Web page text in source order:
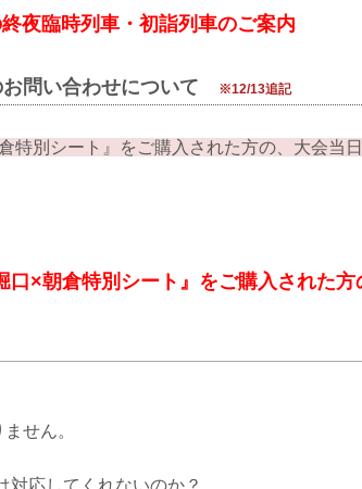
夜臨時列車・初詣列車のご案内
お問い合わせについて ※12/13追記
特別シート』をご購入された方の、大会当
×朝倉特別シート』をご購入された方
せん。